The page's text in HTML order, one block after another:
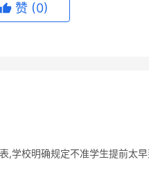
赞 (0)
校明确规定不准学生提前太早